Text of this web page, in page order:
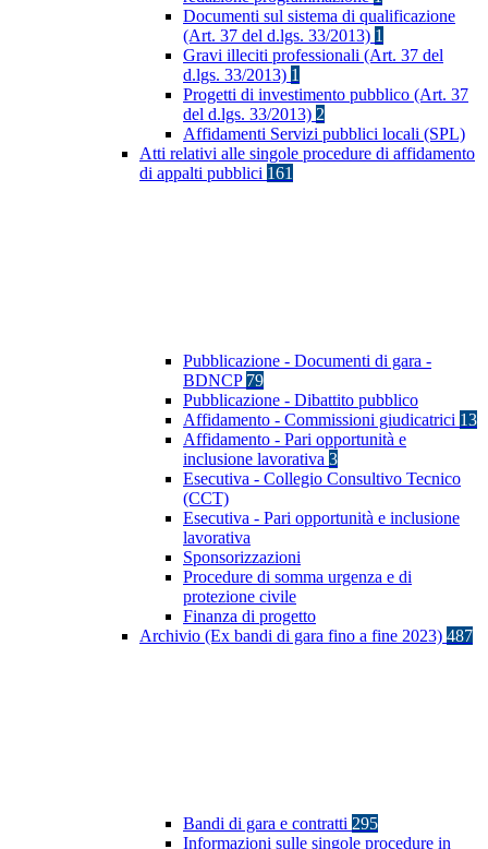
Documenti sul sistema di qualificazione
(Art. 37 del d.lgs. 33/2013) 1
Gravi illeciti professionali (Art. 37 del
d.lgs. 33/2013) 1
Progetti di investimento pubblico (Art. 37
del d.lgs. 33/2013) 2
Affidamenti Servizi pubblici locali (SPL)
Atti relativi alle singole procedure di affidamento
di appalti pubblici 161
Pubblicazione - Documenti di gara -
BDNCP 79
Pubblicazione - Dibattito pubblico
Affidamento - Commissioni giudicatrici 13
Affidamento - Pari opportunità e
inclusione lavorativa 3
Esecutiva - Collegio Consultivo Tecnico
(CCT)
Esecutiva - Pari opportunità e inclusione
lavorativa
Sponsorizzazioni
Procedure di somma urgenza e di
protezione civile
Finanza di progetto
Archivio (Ex bandi di gara fino a fine 2023) 487
Bandi di gara e contratti 295
Informazioni sulle singole procedure in